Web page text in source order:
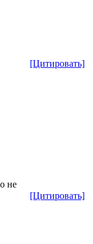
[Цитировать]
[Цитировать]
не